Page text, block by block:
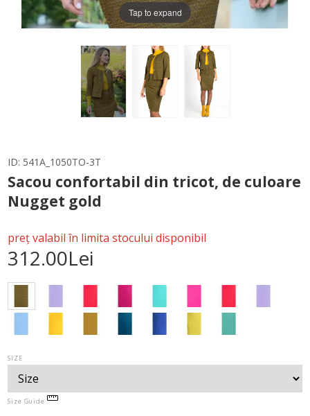
Tap to expand
ID: 541A_1050TO-3T
Sacou confortabil din tricot, de culoare
Nugget gold
preț valabil în limita stocului disponibil
312.00Lei
SIZE
Size Guide